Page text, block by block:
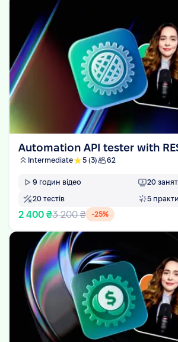
Automation API tester with
Intermediate 5 (3) 62
9 годин відео 20
20 тестів 5
2 400 ₴3 200 ₴ -25%